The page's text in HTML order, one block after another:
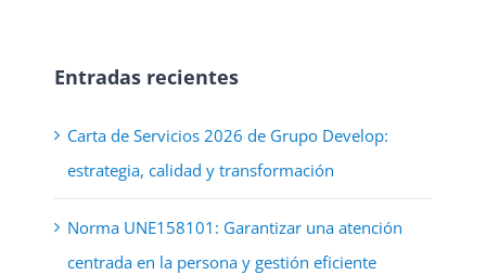
Entradas recientes
Carta de Servicios 2026 de Grupo Develop:
estrategia, calidad y transformación
Norma UNE158101: Garantizar una atención
centrada en la persona y gestión eficiente